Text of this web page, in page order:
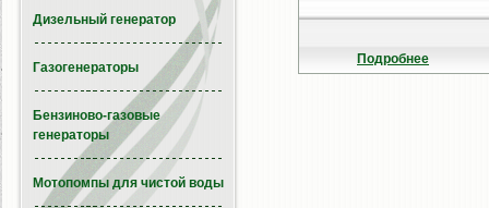
Подробнее
Дизельный генератор
Газогенераторы
Бензиново-газовые
генераторы
Мотопомпы для чистой воды